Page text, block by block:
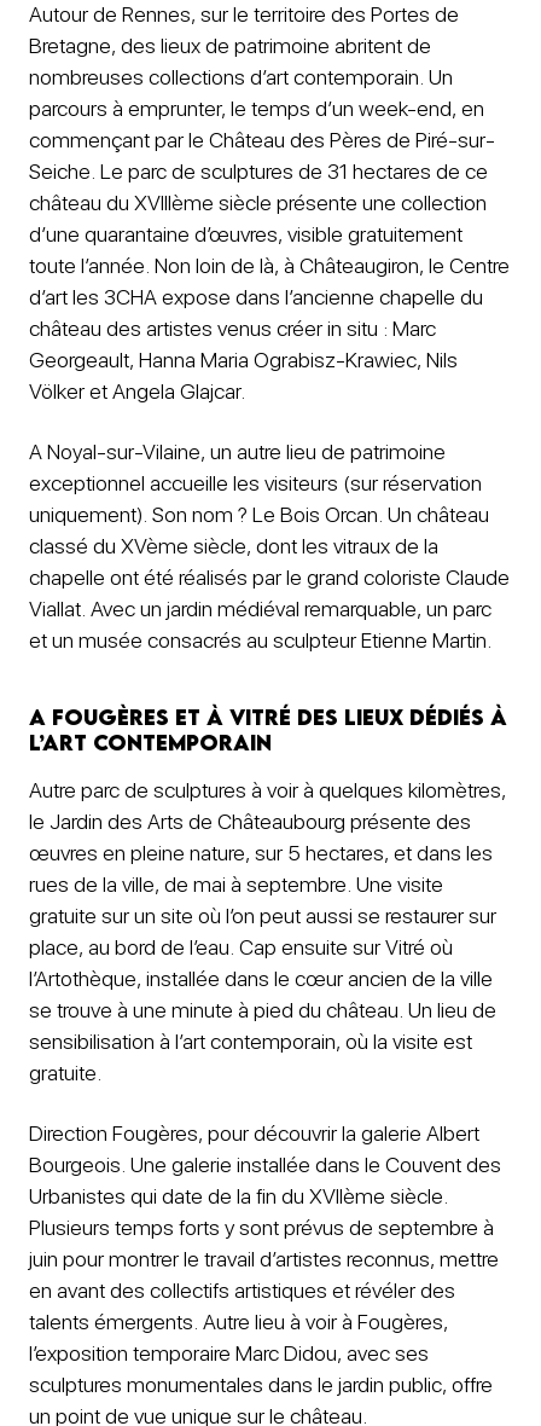
Autour de Rennes, sur le territoire des Portes de
Bretagne, des lieux de patrimoine abritent de
nombreuses collections d’art contemporain. Un
parcours à emprunter, le temps d’un week-end, en
commençant par le Château des Pères de Piré-sur-
Seiche. Le parc de sculptures de 31 hectares de ce
château du XVIIIème siècle présente une collection
d’une quarantaine d’œuvres, visible gratuitement
toute l’année. Non loin de là, à Châteaugiron, le Centre
d’art les 3CHA expose dans l’ancienne chapelle du
château des artistes venus créer in situ : Marc
Georgeault, Hanna Maria Ograbisz-Krawiec, Nils
Völker et Angela Glajcar.
A Noyal-sur-Vilaine, un autre lieu de patrimoine
exceptionnel accueille les visiteurs (sur réservation
uniquement). Son nom ? Le Bois Orcan. Un château
classé du XVème siècle, dont les vitraux de la
chapelle ont été réalisés par le grand coloriste Claude
Viallat. Avec un jardin médiéval remarquable, un parc
et un musée consacrés au sculpteur Etienne Martin.
A Fougères et à Vitré des lieux dédiés à
l’art contemporain
Autre parc de sculptures à voir à quelques kilomètres,
le Jardin des Arts de Châteaubourg présente des
œuvres en pleine nature, sur 5 hectares, et dans les
rues de la ville, de mai à septembre. Une visite
gratuite sur un site où l’on peut aussi se restaurer sur
place, au bord de l’eau. Cap ensuite sur Vitré où
l’Artothèque, installée dans le cœur ancien de la ville
se trouve à une minute à pied du château. Un lieu de
sensibilisation à l’art contemporain, où la visite est
gratuite.
Direction Fougères, pour découvrir la galerie Albert
Bourgeois. Une galerie installée dans le Couvent des
Urbanistes qui date de la fin du XVIIème siècle.
Plusieurs temps forts y sont prévus de septembre à
juin pour montrer le travail d’artistes reconnus, mettre
en avant des collectifs artistiques et révéler des
talents émergents. Autre lieu à voir à Fougères,
l’exposition temporaire Marc Didou, avec ses
sculptures monumentales dans le jardin public, offre
un point de vue unique sur le château.